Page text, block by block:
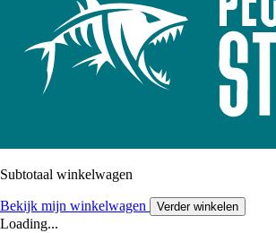
Subtotaal winkelwagen
Bekijk mijn winkelwagen Verder winkelen
Loading...